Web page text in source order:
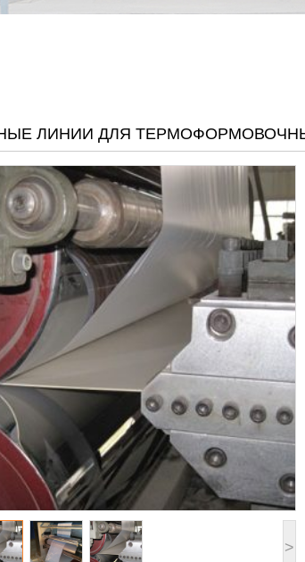
ЛИНИИ ДЛЯ
>